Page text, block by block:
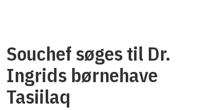
Souchef søges til Dr.
Ingrids børnehave
Tasiilaq